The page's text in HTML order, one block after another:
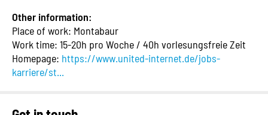
Other information:
Place of work: Montabaur
Work time: 15-20h pro Woche / 40h vorlesungsfreie Zeit
Homepage: https://www.united-internet.de/jobs-
karriere/st...